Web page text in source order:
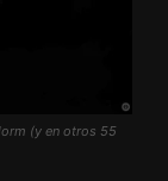
(y en otros 55